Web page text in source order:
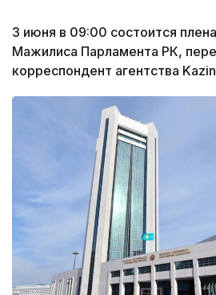
3 июня в 09:00 состоится
Мажилиса Парламента РК,
корреспондент агентства